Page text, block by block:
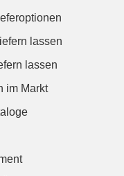
lassen
lassen
im Markt